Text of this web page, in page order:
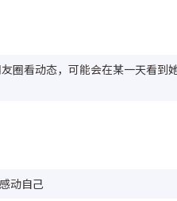
圈看动态，可能会在某一天看到
动自己